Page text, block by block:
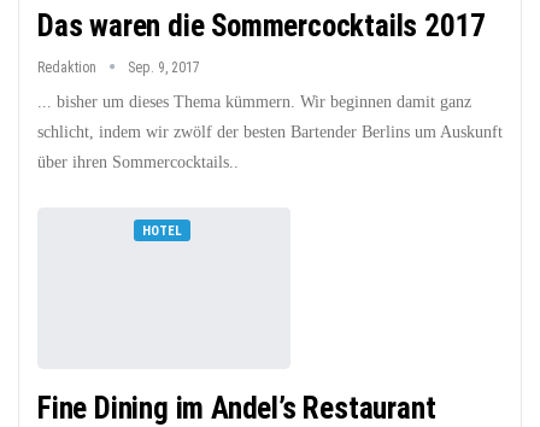
Das waren die Sommercocktails 2017
Redaktion Sep. 9, 2017
... bisher um dieses Thema kümmern. Wir beginnen damit ganz
schlicht, indem wir zwölf der besten Bartender Berlins um Auskunft
über ihren Sommercocktails..
HOTEL
Fine Dining im Andel’s Restaurant